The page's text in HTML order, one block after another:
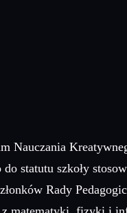
Nauczania
statutu szkoły
Rady